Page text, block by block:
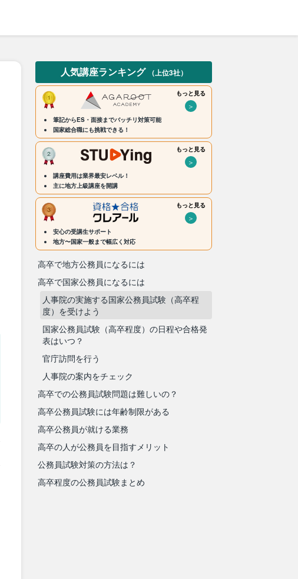
人気講座ランキング （上位3社）
もっと見る
＞
筆記からES・面接までバッチリ対策可能
国家総合職にも挑戦できる！
もっと見る
＞
講座費用は業界最安レベル！
主に地方上級講座を開講
もっと見る
＞
安心の受講生サポート
地方〜国家一般まで幅広く対応
高卒で地方公務員になるには
高卒で国家公務員になるには
人事院の実施する国家公務員試験（高卒程
度）を受けよう
国家公務員試験（高卒程度）の日程や合格発
表はいつ？
官庁訪問を行う
人事院の案内をチェック
高卒での公務員試験問題は難しいの？
高卒公務員試験には年齢制限がある
高卒公務員が就ける業務
高卒の人が公務員を目指すメリット
公務員試験対策の方法は？
高卒程度の公務員試験まとめ